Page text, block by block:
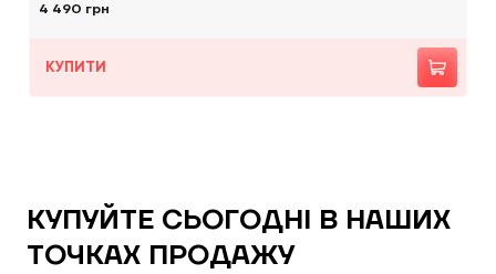
4 490 грн
КУПИТИ
КУПУЙТЕ СЬОГОДНІ В НАШИХ
ТОЧКАХ ПРОДАЖУ